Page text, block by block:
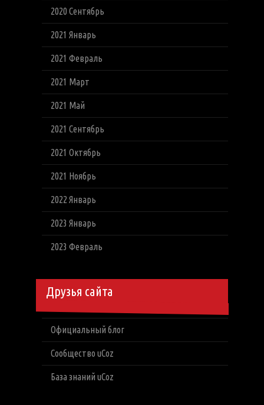
2020 Сентябрь
2021 Январь
2021 Февраль
2021 Март
2021 Май
2021 Сентябрь
2021 Октябрь
2021 Ноябрь
2022 Январь
2023 Январь
2023 Февраль
Друзья сайта
Официальный блог
Сообщество uCoz
База знаний uCoz